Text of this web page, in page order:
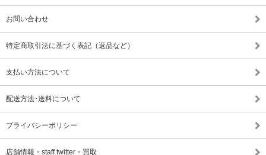
お問い合わせ
特定商取引法に基づく表記（返品など）
支払い方法について
配送方法･送料について
プライバシーポリシー
店舗情報・staff twitter・買取